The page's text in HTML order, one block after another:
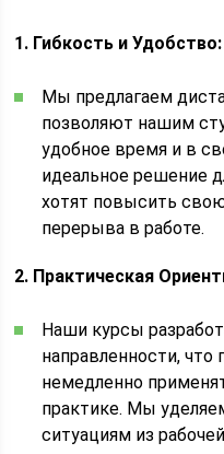
1. Гибкость и Удобство:
Мы предлагаем
позволяют нашим
удобное время и в
идеальное решение
хотят повысить
перерыва в работе.
2. Практическая
Наши курсы
направленности, что
немедленно
практике. Мы
ситуациям из